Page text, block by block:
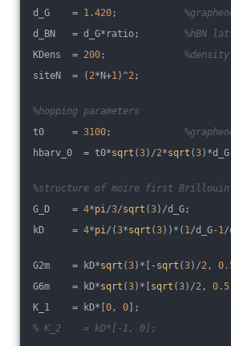
d_G    = 1.420;
d_BN   = d_G*ratio; %hBN
KDens  = 200;
siteN  = ( 2*N+1)^2;
%hopping parameters
t0     = 3100;
hbarv_0  = t0*sqrt (3)/2*sqrt (3
%structure of moire first Brillouin
G_D    = 4*pi/3/sqrt (3)/
kD     = 4*pi/(3*sqrt (3))*( 1/d_G-1/
G2m    = kD*sqrt (3)*[- sqrt (3)/2,
G6m    = kD*sqrt (3)*[ sqrt (3)/2, 0.5
K_1    = kD*[ 0, 0 ];
% K_2    = kD*[-1, 0];